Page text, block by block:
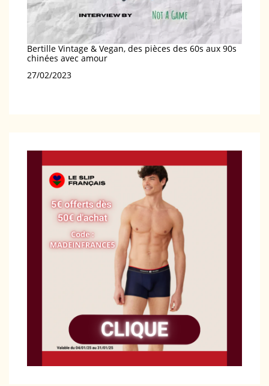
Bertille Vintage & Vegan, des pièces des 60s aux 90s
chinées avec amour
Date
27/02/2023